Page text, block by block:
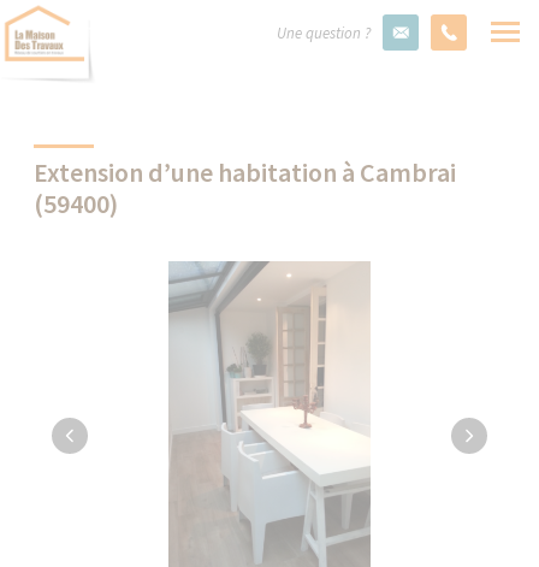
Une question ?
Extension d’une habitation à Cambrai
(59400)